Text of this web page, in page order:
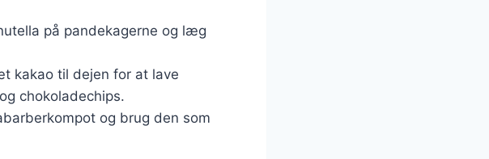
på pandekagerne og læg
kakao til dejen for at lave
chokoladechips.
og brug den som